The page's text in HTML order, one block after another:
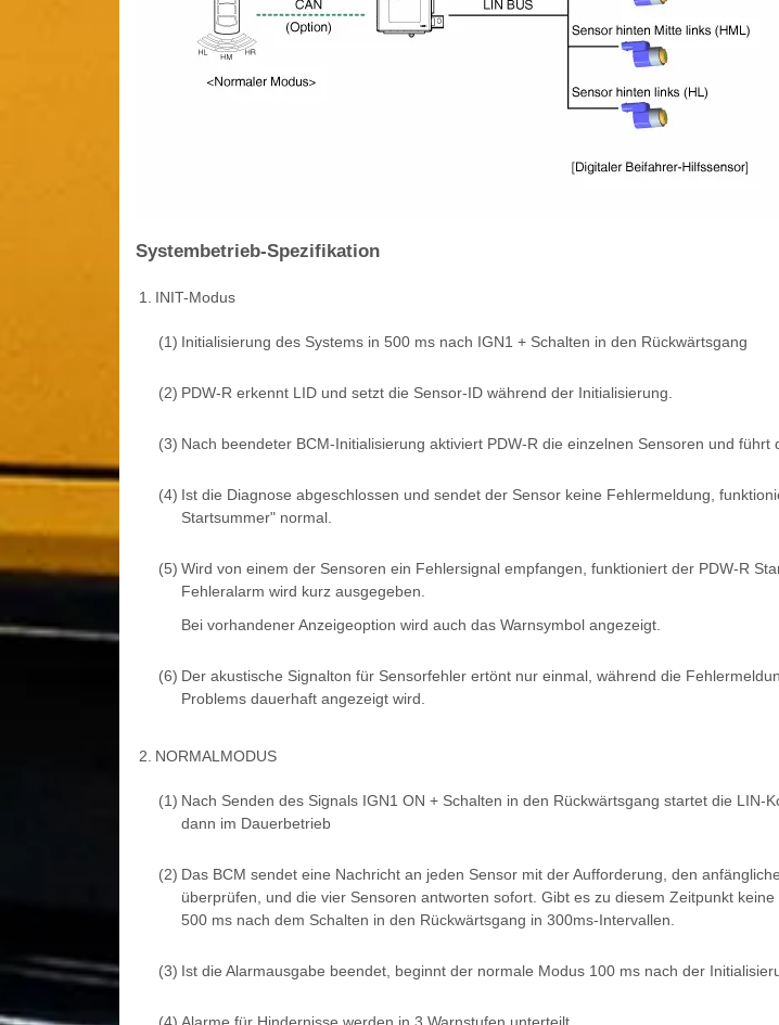
Systembetrieb-Spezifikation
1. INIT-Modus
(1) Initialisierung des Systems in 500 ms nach IGN1 + Schalten in den Rückwärtsgang
(2) PDW-R erkennt LID und setzt die Sensor-ID während der Initialisierung.
(3) Nach beendeter BCM-Initialisierung aktiviert PDW-R die einzelnen Sensoren und führt
(4) Ist die Diagnose abgeschlossen und sendet der Sensor keine Fehlermeldung,
Startsummer" normal.
(5) Wird von einem der Sensoren ein Fehlersignal empfangen, funktioniert der PDW-R
Fehleralarm wird kurz ausgegeben.
Bei vorhandener Anzeigeoption wird auch das Warnsymbol angezeigt.
(6) Der akustische Signalton für Sensorfehler ertönt nur einmal, während die
Problems dauerhaft angezeigt wird.
2. NORMALMODUS
(1) Nach Senden des Signals IGN1 ON + Schalten in den Rückwärtsgang startet die LIN-
dann im Dauerbetrieb
(2) Das BCM sendet eine Nachricht an jeden Sensor mit der Aufforderung, den
überprüfen, und die vier Sensoren antworten sofort. Gibt es zu diesem Zeitpunkt
500 ms nach dem Schalten in den Rückwärtsgang in 300ms-Intervallen.
(3) Ist die Alarmausgabe beendet, beginnt der normale Modus 100 ms nach der